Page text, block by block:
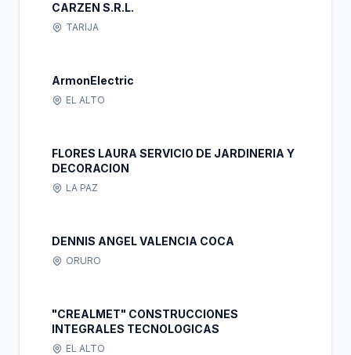
CARZEN S.R.L.
TARIJA
ArmonElectric
EL ALTO
FLORES LAURA SERVICIO DE JARDINERIA Y
DECORACION
LA PAZ
DENNIS ANGEL VALENCIA COCA
ORURO
"CREALMET" CONSTRUCCIONES
INTEGRALES TECNOLOGICAS
EL ALTO